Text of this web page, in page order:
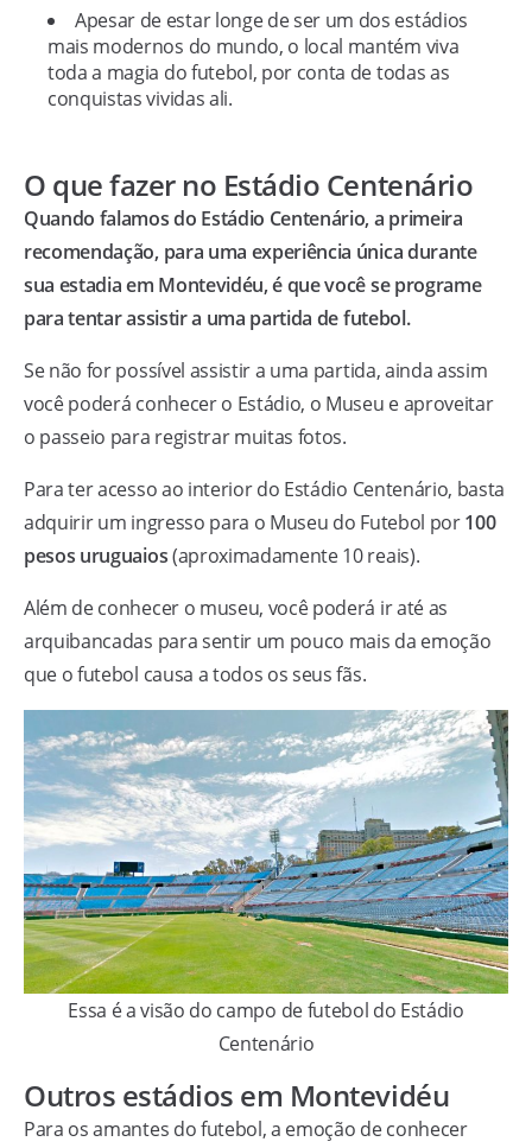
Apesar de estar longe de ser um dos estádios
mais modernos do mundo, o local mantém viva
toda a magia do futebol, por conta de todas as
conquistas vividas ali.
O que fazer no Estádio Centenário
Quando falamos do Estádio Centenário, a primeira
recomendação, para uma experiência única durante
sua estadia em Montevidéu, é que você se programe
para tentar assistir a uma partida de futebol.
Se não for possível assistir a uma partida, ainda assim
você poderá conhecer o Estádio, o Museu e aproveitar
o passeio para registrar muitas fotos.
Para ter acesso ao interior do Estádio Centenário, basta
adquirir um ingresso para o Museu do Futebol por100
pesos uruguaios(aproximadamente 10 reais).
Além de conhecer o museu, você poderá ir até as
arquibancadas para sentir um pouco mais da emoção
que o futebol causa a todos os seus fãs.
Essa é a visão do campo de futebol do Estádio
Centenário
Outros estádios em Montevidéu
Para os amantes do futebol, a emoção de conhecer